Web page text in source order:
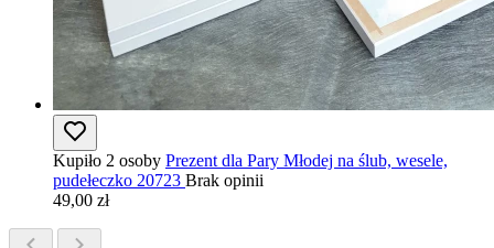
Kupiło 2 osoby Prezent dla Pary Młodej na ślub, wesele,
pudełeczko 20723 Brak opinii
49,00 zł